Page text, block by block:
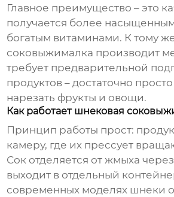
Главное преимущество – это
получается более
богатым витаминами. К тому
соковыжималка производит
требует предварительной
продуктов – достаточно
нарезать фрукты и овощи.
Как работает шнековая
Принцип работы прост:
камеру, где их прессует
Сок отделяется от жмыха
выходит в отдельный
современных моделях шнеки